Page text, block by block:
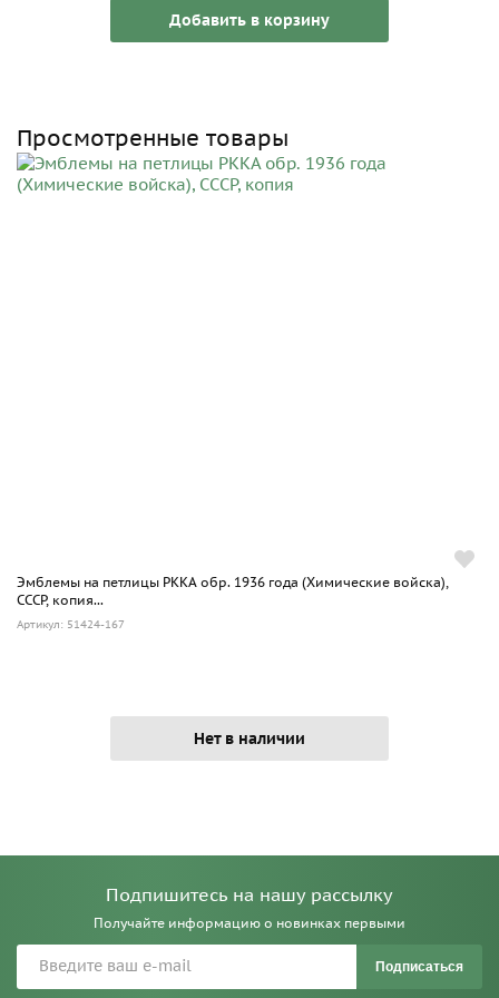
Добавить в корзину
Просмотренные товары
Эмблемы на петлицы РККА обр. 1936 года (Химические войска),
СССР, копия...
Артикул: 51424-167
Нет в наличии
Подпишитесь на нашу рассылку
Получайте информацию о новинках первыми
Подписаться